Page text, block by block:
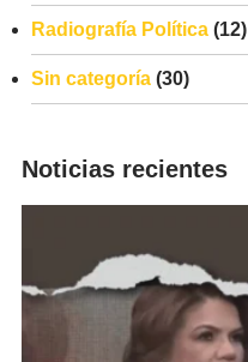
Radiografía Política (12)
Sin categoría (30)
Noticias recientes